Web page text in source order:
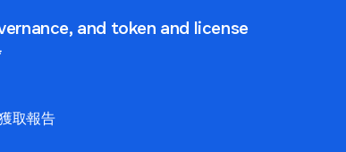
and token and license
取報告